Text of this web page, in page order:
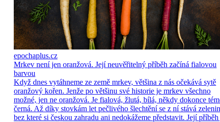
epochaplus.cz
Mrkev není jen oranžová. Její neuvěřitelný příběh začíná fialovou
barvou
Když dnes vytáhneme ze země mrkev, většina z nás očekává sytě
oranžový kořen. Jenže po většinu své historie je mrkev všechno
možné, jen ne oranžová. Je fialová, žlutá, bílá, někdy dokonce
černá. Až díky stovkám let pečlivého šlechtění se z ní stává
bez které si českou zahradu ani nedokážeme představit. Její příběh